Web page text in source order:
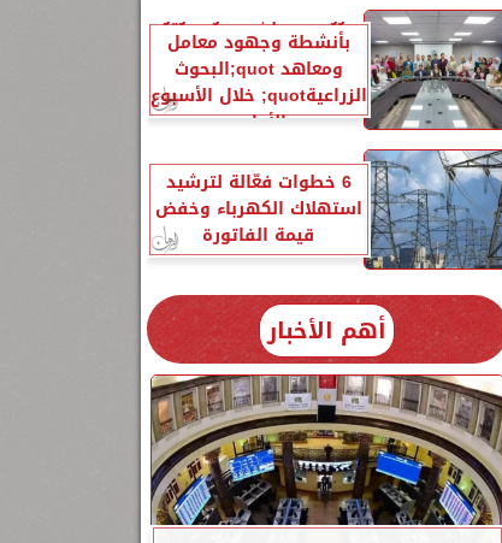
الزراعةquot; تنشر تقريرًا
بأنشطة وجهود معامل
ومعاهد quot;البحوث
الزراعيةquot; خلال الأسبوع
الأول...
6 خطوات فعّالة لترشيد
استهلاك الكهرباء وخفض
قيمة الفاتورة
أهم الأخبار